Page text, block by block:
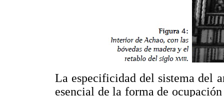
La especificidad del sistema del
esencial de la forma de